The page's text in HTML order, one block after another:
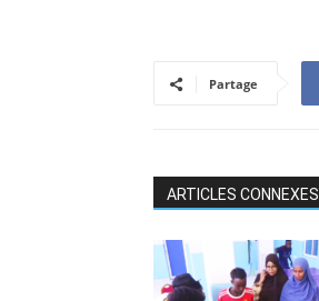
Partage
ARTICLES CONNEXES